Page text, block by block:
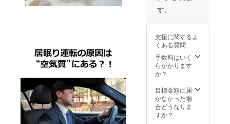
格
円(税込)
の製品
を
10％OF
しま
す。 ★
送料込
す。
支援に関するよ
くある質問
手数料はいく
らかかります
か？
目標金額に届
かなかった場
合どうなりま
すか？